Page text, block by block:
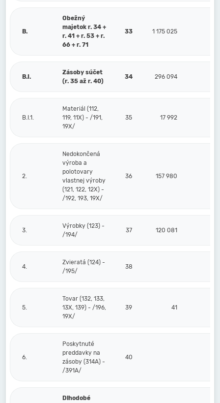
B.
Obežný
majetok r. 34 +
r. 41 + r. 53 + r.
66 + r. 71
33 1 175 025
B.I.
Zásoby súčet
(r. 35 až r. 40)
34 296 094
B.I.1.
Materiál (112,
119, 11X) - /191,
19X/
35 17 992
2.
Nedokončená
výroba a
polotovary
vlastnej výroby
(121, 122, 12X) -
/192, 193, 19X/
36 157 980
3.
Výrobky (123) -
/194/
37 120 081
4.
Zvieratá (124) -
/195/
38
5.
Tovar (132, 133,
13X, 139) - /196,
19X/
39 41
6.
Poskytnuté
preddavky na
zásoby (314A) -
/391A/
40
Dlhodobé